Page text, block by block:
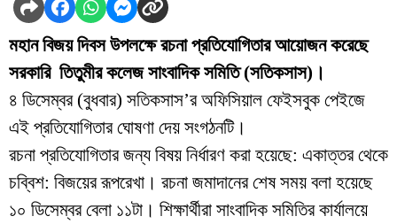
মহান বিজয় দিবস উপলক্ষে রচনা প্রতিযোগিতার আয়োজন করেছে
সরকারি তিতুমীর কলেজ সাংবাদিক সমিতি (সতিকসাস)।
৪ ডিসেম্বর (বুধবার) সতিকসাস’র অফিসিয়াল ফেইসবুক পেইজে
এই প্রতিযোগিতার ঘোষণা দেয় সংগঠনটি।
রচনা প্রতিযোগিতার জন্য বিষয় নির্ধারণ করা হয়েছে: একাত্তর থেকে
চব্বিশ: বিজয়ের রূপরেখা। রচনা জমাদানের শেষ সময় বলা হয়েছে
১০ ডিসেম্বর বেলা ১১টা। শিক্ষার্থীরা সাংবাদিক সমিতির কার্যালয়ে